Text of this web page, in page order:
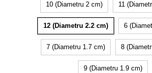
10 (Diametru 2 cm) 11
12 (Diametru 2.2 cm) 6
7 (Diametru 1.7 cm) 8
9 (Diametru 1.9 cm)